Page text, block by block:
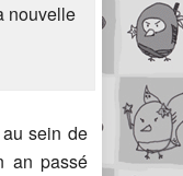
nouvelle
sein de
an passé